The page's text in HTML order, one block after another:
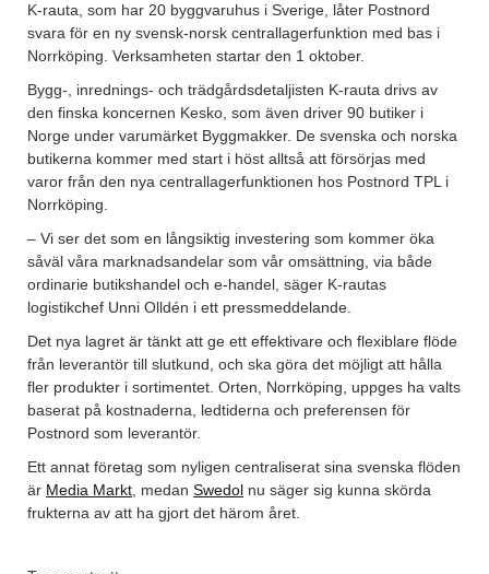
K-rauta, som har 20 byggvaruhus i Sverige, låter Postnord
svara för en ny svensk-norsk centrallagerfunktion med bas i
Norrköping. Verksamheten startar den 1 oktober.
Bygg-, inrednings- och trädgårdsdetaljisten K-rauta drivs av
den finska koncernen Kesko, som även driver 90 butiker i
Norge under varumärket Byggmakker. De svenska och norska
butikerna kommer med start i höst alltså att försörjas med
varor från den nya centrallagerfunktionen hos Postnord TPL i
Norrköping.
– Vi ser det som en långsiktig investering som kommer öka
såväl våra marknadsandelar som vår omsättning, via både
ordinarie butikshandel och e-handel, säger K-rautas
logistikchef Unni Olldén i ett pressmeddelande.
Det nya lagret är tänkt att ge ett effektivare och flexiblare flöde
från leverantör till slutkund, och ska göra det möjligt att hålla
fler produkter i sortimentet. Orten, Norrköping, uppges ha valts
baserat på kostnaderna, ledtiderna och preferensen för
Postnord som leverantör.
Ett annat företag som nyligen centraliserat sina svenska flöden
är Media Markt, medan Swedol nu säger sig kunna skörda
frukterna av att ha gjort det härom året.